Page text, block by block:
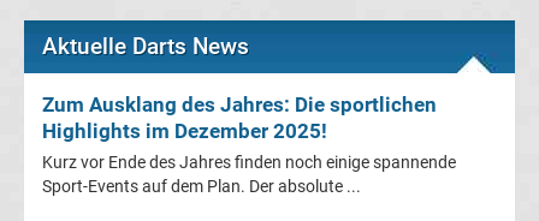
TV
Tabellen
Ergebnisse
International:
La
Aktuelle Darts News
Zum Ausklang des Jahres: Die sportlichen
Highlights im Dezember 2025!
Kurz vor Ende des Jahres finden noch einige spannende
Sport-Events auf dem Plan. Der absolute ...